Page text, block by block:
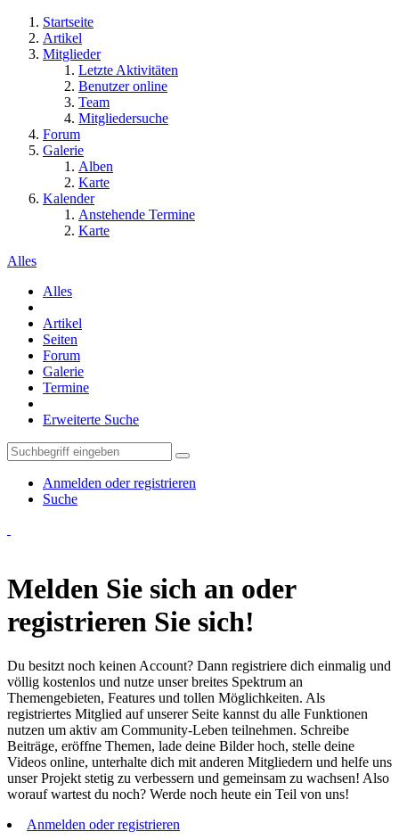
Startseite
Artikel
Mitglieder
Letzte Aktivitäten
Benutzer online
Team
Mitgliedersuche
Forum
Galerie
Alben
Karte
Kalender
Anstehende Termine
Karte
Alles
Alles
Artikel
Seiten
Forum
Galerie
Termine
Erweiterte Suche
Anmelden oder registrieren
Suche
Melden Sie sich an oder
registrieren Sie sich!
Du besitzt noch keinen Account? Dann registriere dich einmalig und
völlig kostenlos und nutze unser breites Spektrum an
Themengebieten, Features und tollen Möglichkeiten. Als
registriertes Mitglied auf unserer Seite kannst du alle Funktionen
nutzen um aktiv am Community-Leben teilnehmen. Schreibe
Beiträge, eröffne Themen, lade deine Bilder hoch, stelle deine
Videos online, unterhalte dich mit anderen Mitgliedern und helfe uns
unser Projekt stetig zu verbessern und gemeinsam zu wachsen! Also
worauf wartest du noch? Werde noch heute ein Teil von uns!
Anmelden oder registrieren